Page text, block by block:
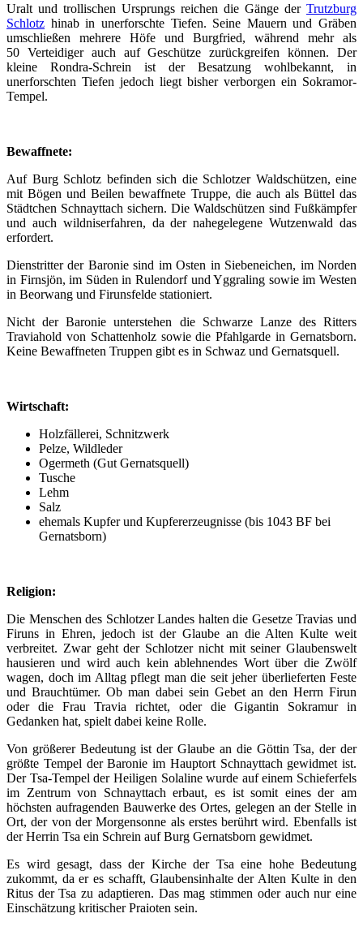
Uralt und trollischen Ursprungs reichen die Gänge der Trutzburg
Schlotz hinab in unerforschte Tiefen. Seine Mauern und Gräben
umschließen mehrere Höfe und Burgfried, während mehr als
50 Verteidiger auch auf Geschütze zurückgreifen können. Der
kleine Rondra-Schrein ist der Besatzung wohlbekannt, in
unerforschten Tiefen jedoch liegt bisher verborgen ein Sokramor-
Tempel.
Bewaffnete:
Auf Burg Schlotz befinden sich die Schlotzer Waldschützen, eine
mit Bögen und Beilen bewaffnete Truppe, die auch als Büttel das
Städtchen Schnayttach sichern. Die Waldschützen sind Fußkämpfer
und auch wildniserfahren, da der nahegelegene Wutzenwald das
erfordert.
Dienstritter der Baronie sind im Osten in Siebeneichen, im Norden
in Firnsjön, im Süden in Rulendorf und Yggraling sowie im Westen
in Beorwang und Firunsfelde stationiert.
Nicht der Baronie unterstehen die Schwarze Lanze des Ritters
Traviahold von Schattenholz sowie die Pfahlgarde in Gernatsborn.
Keine Bewaffneten Truppen gibt es in Schwaz und Gernatsquell.
Wirtschaft:
Holzfällerei, Schnitzwerk
Pelze, Wildleder
Ogermeth (Gut Gernatsquell)
Tusche
Lehm
Salz
ehemals Kupfer und Kupfererzeugnisse (bis 1043 BF bei
Gernatsborn)
Religion:
Die Menschen des Schlotzer Landes halten die Gesetze Travias und
Firuns in Ehren, jedoch ist der Glaube an die Alten Kulte weit
verbreitet. Zwar geht der Schlotzer nicht mit seiner Glaubenswelt
hausieren und wird auch kein ablehnendes Wort über die Zwölf
wagen, doch im Alltag pflegt man die seit jeher überlieferten Feste
und Brauchtümer. Ob man dabei sein Gebet an den Herrn Firun
oder die Frau Travia richtet, oder die Gigantin Sokramur in
Gedanken hat, spielt dabei keine Rolle.
Von größerer Bedeutung ist der Glaube an die Göttin Tsa, der der
größte Tempel der Baronie im Hauptort Schnayttach gewidmet ist.
Der Tsa-Tempel der Heiligen Solaline wurde auf einem Schieferfels
im Zentrum von Schnayttach erbaut, es ist somit eines der am
höchsten aufragenden Bauwerke des Ortes, gelegen an der Stelle in
Ort, der von der Morgensonne als erstes berührt wird. Ebenfalls ist
der Herrin Tsa ein Schrein auf Burg Gernatsborn gewidmet.
Es wird gesagt, dass der Kirche der Tsa eine hohe Bedeutung
zukommt, da er es schafft, Glaubensinhalte der Alten Kulte in den
Ritus der Tsa zu adaptieren. Das mag stimmen oder auch nur eine
Einschätzung kritischer Praioten sein.